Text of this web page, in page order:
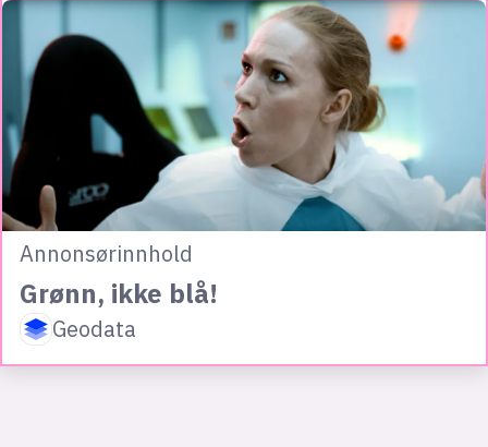
Annonsørinnhold
Grønn, ikke blå!
Geodata